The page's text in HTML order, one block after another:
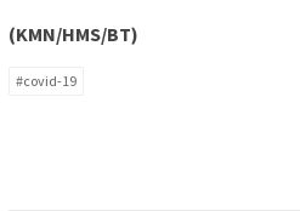
(KMN/HMS/BT)
#covid-19